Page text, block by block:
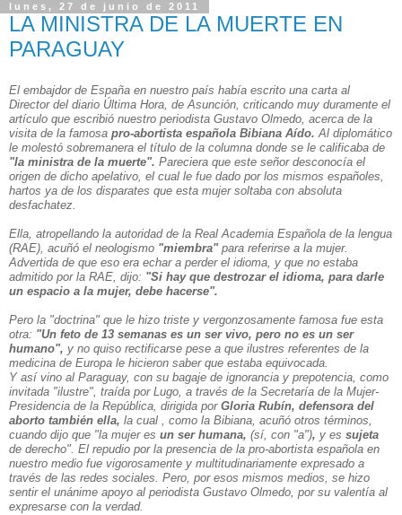
lunes, 27 de junio de 2011
LA MINISTRA DE LA MUERTE EN
PARAGUAY
El embajdor de España en nuestro país había escrito una carta al
Director del diario Última Hora, de Asunción, criticando muy duramente el
artículo que escribió nuestro periodista Gustavo Olmedo, acerca de la
visita de la famosa pro-abortista española Bibiana Aído. Al diplomático
le molestó sobremanera el título de la columna donde se le calificaba de
"la ministra de la muerte". Pareciera que este señor desconocía el
origen de dicho apelativo, el cual le fue dado por los mismos españoles,
hartos ya de los disparates que esta mujer soltaba con absoluta
desfachatez.
Ella, atropellando la autoridad de la Real Academia Española de la lengua
(RAE), acuñó el neologismo "miembra"para referirse a la mujer.
Advertida de que eso era echar a perder el idioma, y que no estaba
admitido por la RAE, dijo: "Si hay que destrozar el idioma, para darle
un espacio a la mujer, debe hacerse".
Pero la "doctrina" que le hizo triste y vergonzosamente famosa fue esta
otra: "Un feto de 13 semanas es un ser vivo, pero no es un ser
humano", y no quiso rectificarse pese a que ilustres referentes de la
medicina de Europa le hicieron saber que estaba equivocada.
Y así vino al Paraguay, con su bagaje de ignorancia y prepotencia, como
invitada "ilustre", traída por Lugo, a través de la Secretaría de la Mujer-
Presidencia de la República, dirigida por Gloria Rubín, defensora del
aborto también ella, la cual , como la Bibiana, acuñó otros términos,
cuando dijo que "la mujer es un ser humana, (sí, con "a"), y es sujeta
de derecho". El repudio por la presencia de la pro-abortista española en
nuestro medio fue vigorosamente y multitudinariamente expresado a
través de las redes sociales. Pero, por esos mismos medios, se hizo
sentir el unánime apoyo al periodista Gustavo Olmedo, por su valentía al
expresarse con la verdad.